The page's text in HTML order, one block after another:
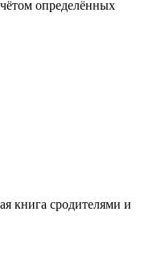
определённых
книга сродителями и